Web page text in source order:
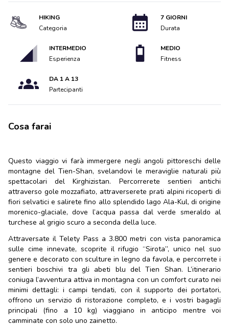
HIKING
Categoria
7 GIORNI
Durata
INTERMEDIO
Esperienza
MEDIO
Fitness
DA 1 A 13
Partecipanti
Cosa farai
Questo viaggio vi farà immergere negli angoli pittoreschi delle
montagne del Tien-Shan, svelandovi le meraviglie naturali più
spettacolari del Kirghizistan. Percorrerete sentieri antichi
attraverso gole mozzafiato, attraverserete prati alpini ricoperti di
fiori selvatici e salirete fino allo splendido lago Ala-Kul, di origine
morenico-glaciale, dove l’acqua passa dal verde smeraldo al
turchese al grigio scuro a seconda della luce.
Attraversate il Telety Pass a 3.800 metri con vista panoramica
sulle cime innevate, scoprite il rifugio “Sirota”, unico nel suo
genere e decorato con sculture in legno da favola, e percorrete i
sentieri boschivi tra gli abeti blu del Tien Shan. L’itinerario
coniuga l’avventura attiva in montagna con un comfort curato nei
minimi dettagli: i campi tendati, con il supporto dei portatori,
offrono un servizio di ristorazione completo, e i vostri bagagli
principali (fino a 10 kg) viaggiano in anticipo mentre voi
camminate con solo uno zainetto.